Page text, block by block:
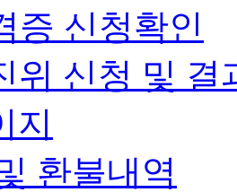
증 신청확인
위 신청 및 결
지
환불내역